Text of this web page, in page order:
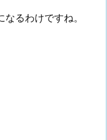
るわけですね。